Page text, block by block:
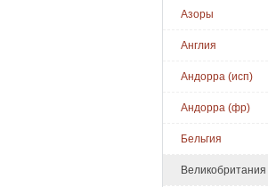
Азоры
Англия
Андорра (исп)
Андорра (фр)
Бельгия
Великобритания